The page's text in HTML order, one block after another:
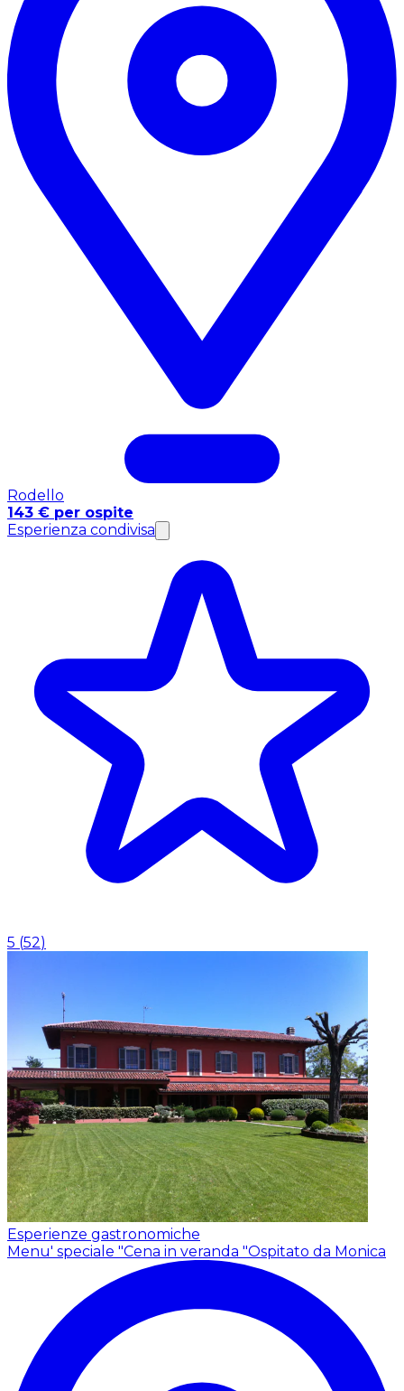
Rodello
143 € per ospite
Esperienza condivisa
5 (52)
Esperienze gastronomiche
Menu' speciale "Cena in veranda "Ospitato da Monica